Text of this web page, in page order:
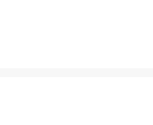
.
간이 활동하는 모든 분
. 다른 분야도 마찬가지
람들의 물질생활에 풍요